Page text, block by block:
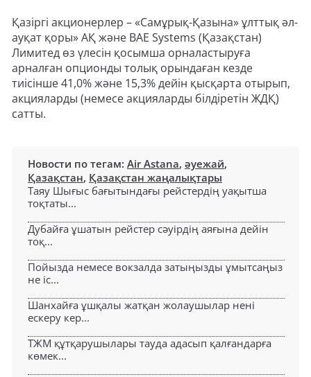
Қазіргі акционерлер – «Самұрық-Қазына» ұлттық әл-
ауқат қоры» АҚ және BAE Systems (Қазақстан)
Лимитед өз үлесін қосымша орналастыруға
арналған опционды толық орындаған кезде
тиісінше 41,0% және 15,3% дейін қысқарта отырып,
акцияларды (немесе акцияларды білдіретін ЖДҚ)
сатты.
Новости по тегам: Air Astana, әуежай,
Қазақстан, Қазақстан жаңалықтары
Таяу Шығыс бағытындағы рейстердің уақытша
тоқтаты...
Дубайға ұшатын рейстер сәуірдің аяғына дейін
тоқ...
Пойызда немесе вокзалда затыңызды ұмытсаңыз
не іс...
Шанхайға ұшқалы жатқан жолаушылар нені
ескеру кер...
ТЖМ құтқарушылары тауда адасып қалғандарға
көмек...